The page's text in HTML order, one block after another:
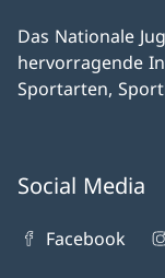
Das Nationale
hervorragende
Sportarten,
Social Media
Facebook